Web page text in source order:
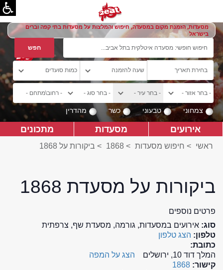
מסעדות, הזמנת מקום במסעדה, חיפוש והמלצות על מסעדות בתי קפה וברים
בישראל
צמחוני טבעוני כשר מהדרין
אירועים מסעדות מתכונים
ראשי > חיפוש מסעדות >
1868
> ביקורות על 1868
ביקורות על מסעדת 1868
פרטים נוספים
סוג: אירועים במסעדות, גורמה, מסעדת שף, צרפתית
טלפון: הצג טלפון
כתובת:
המלך דוד 10, ירושלים
הצג על המפה
קישור: 1868